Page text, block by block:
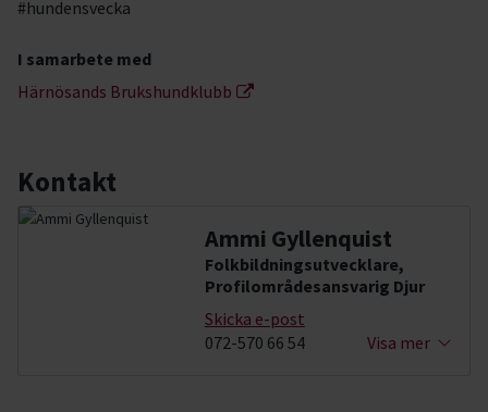
#hundensvecka
I samarbete med
Härnösands Brukshundklubb
Kontakt
Ammi Gyllenquist
Folkbildningsutvecklare,
Profilområdesansvarig Djur
Skicka e-post
072-570 66 54
Visa mer